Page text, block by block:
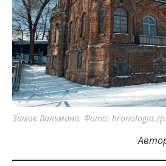
Замок Вальмана. Фото: